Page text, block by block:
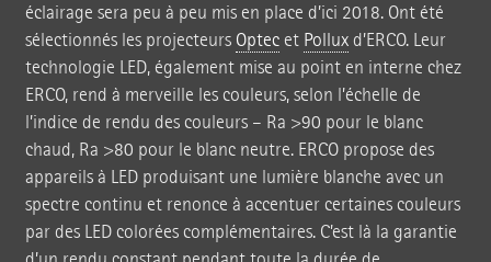
éclairage sera peu à peu mis en place d’ici 2018. Ont été
sélectionnés les projecteurs Optecet Polluxd’ERCO. Leur
technologie LED, également mise au point en interne chez
ERCO, rend à merveille les couleurs, selon l’échelle de
l’indice de rendu des couleurs – Ra >90 pour le blanc
chaud, Ra >80 pour le blanc neutre. ERCO propose des
appareils à LED produisant une lumière blanche avec un
spectre continu et renonce à accentuer certaines couleurs
par des LED colorées complémentaires. C’est là la garantie